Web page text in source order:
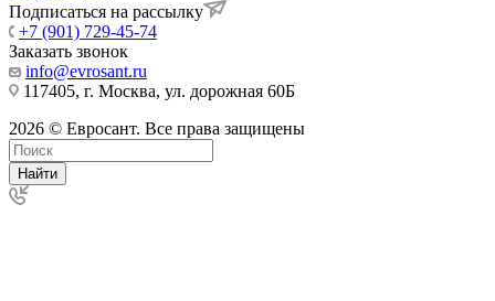
Подписаться на рассылку
+7 (901) 729-45-74
Заказать звонок
info@evrosant.ru
117405, г. Москва, ул. дорожная 60Б
2026 © Евросант. Все права защищены
Найти